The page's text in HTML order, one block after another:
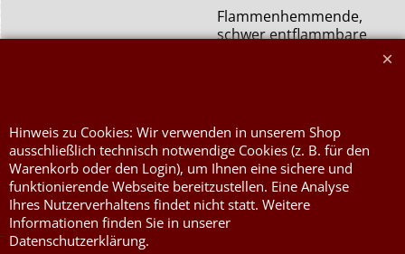
Flammenhemmende,
schwer entflammbare
WebShop erstellt mit ShopFactory Shop Software.
Hinweis zu Cookies: Wir verwenden in unserem Shop
ausschließlich technisch notwendige Cookies (z. B. für den
Warenkorb oder den Login), um Ihnen eine sichere und
funktionierende Webseite bereitzustellen. Eine Analyse
Ihres Nutzerverhaltens findet nicht statt. Weitere
Informationen finden Sie in unserer
Datenschutzerklärung.